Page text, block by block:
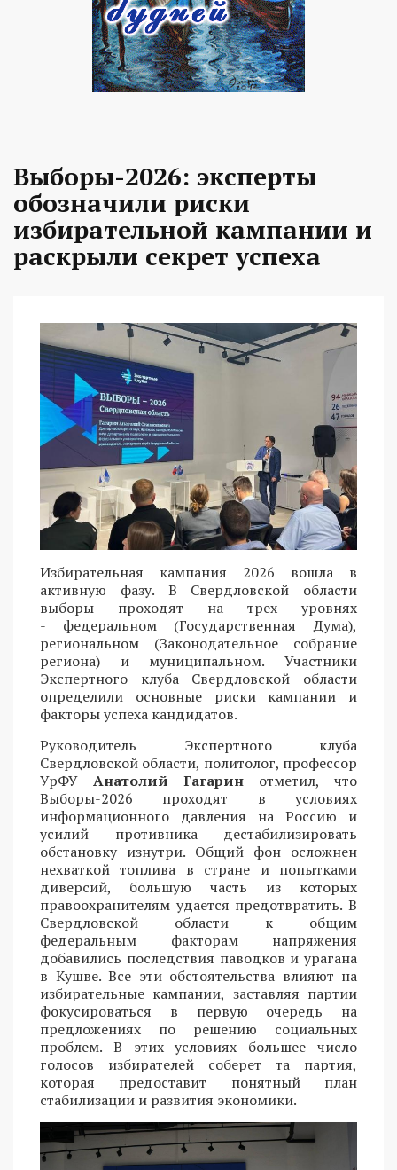
Выборы-2026: эксперты
обозначили риски
избирательной кампании и
раскрыли секрет успеха
Избирательная кампания 2026 вошла в
активную фазу. В Свердловской области
выборы проходят на трех уровнях
- федеральном (Государственная Дума),
региональном (Законодательное собрание
региона) и муниципальном. Участники
Экспертного клуба Свердловской области
определили основные риски кампании и
факторы успеха кандидатов.
Руководитель Экспертного клуба
Свердловской области, политолог, профессор
УрФУ Анатолий Гагарин отметил, что
Выборы-2026 проходят в условиях
информационного давления на Россию и
усилий противника дестабилизировать
обстановку изнутри. Общий фон осложнен
нехваткой топлива в стране и попытками
диверсий, большую часть из которых
правоохранителям удается предотвратить. В
Свердловской области к общим
федеральным факторам напряжения
добавились последствия паводков и урагана
в Кушве. Все эти обстоятельства влияют на
избирательные кампании, заставляя партии
фокусироваться в первую очередь на
предложениях по решению социальных
проблем. В этих условиях большее число
голосов избирателей соберет та партия,
которая предоставит понятный план
стабилизации и развития экономики.